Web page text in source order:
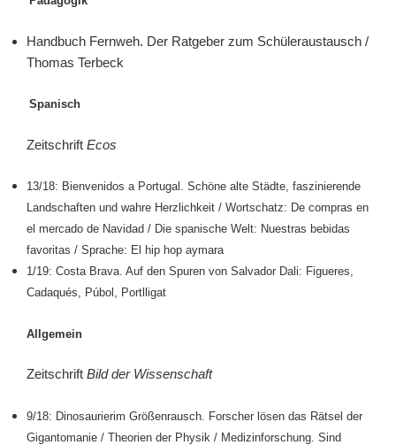
Handbuch Fernweh. Der Ratgeber zum Schüleraustausch /
Thomas Terbeck
Spanisch
Zeitschrift Ecos
13/18: Bienvenidos a Portugal. Schöne alte Städte, faszinierende
Landschaften und wahre Herzlichkeit / Wortschatz: De compras en
el mercado de Navidad / Die spanische Welt: Nuestras bebidas
favoritas / Sprache: El hip hop aymara
1/19: Costa Brava. Auf den Spuren von Salvador Dali: Figueres,
Cadaqués, Púbol, Portlligat
Allgemein
Zeitschrift Bild der Wissenschaft
9/18: Dinosaurierim Größenrausch.
Forscher lösen das Rätsel der
Gigantomanie / Theorien der Physik / Medizinforschung. Sind